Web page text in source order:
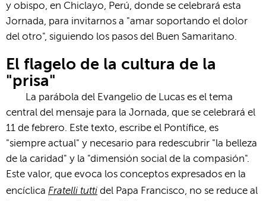
y obispo, en Chiclayo, Perú, donde se celebrará esta
Jornada, para invitarnos a "amar soportando el dolor
del otro", siguiendo los pasos del Buen Samaritano.
El flagelo de la cultura de la
"prisa"
La parábola del Evangelio de Lucas es el tema
central del mensaje para la Jornada, que se celebrará el
11 de febrero. Este texto, escribe el Pontífice, es
"siempre actual" y necesario para redescubrir "la belleza
de la caridad" y la "dimensión social de la compasión".
Este valor, que evoca los conceptos expresados ​​en la
encíclica Fratelli tutti del Papa Francisco, no se reduce al